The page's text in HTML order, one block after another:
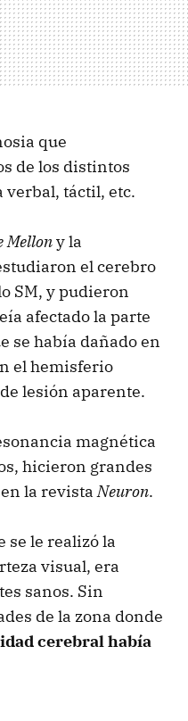
que
de los distintos
verbal, táctil, etc.
Mellony la
el cerebro
SM, y pudieron
afectado la parte
se había dañado en
el hemisferio
lesión aparente.
magnética
hicieron grandes
la revistaNeuron.
se le realizó la
visual, era
sanos. Sin
de la zona donde
cerebral había